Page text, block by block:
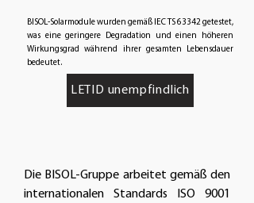
BISOL-Solarmodule wurden gemäß IEC TS 63342 getestet,
was eine geringere Degradation und einen höheren
Wirkungsgrad während ihrer gesamten Lebensdauer
bedeutet.
LETID unempfindlich
Die BISOL-Gruppe arbeitet gemäß den
internationalen Standards ISO 9001